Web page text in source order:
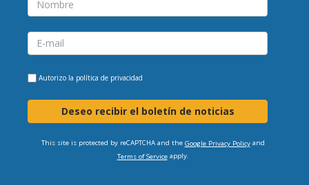
Autorizo la política de privacidad
Deseo recibir el boletín de noticias
This site is protected by reCAPTCHA and the Google Privacy Policyand
Terms of Serviceapply.